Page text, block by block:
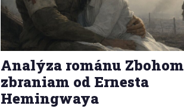
Analýza románu Zbohom
zbraniam od Ernesta
Hemingwaya